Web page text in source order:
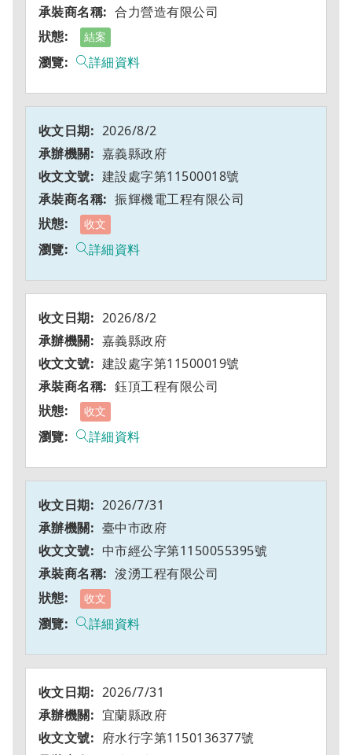
合力營造有限公司
結案
詳細資料
2026/8/2
嘉義縣政府
建設處字第11500018號
振輝機電工程有限公司
收文
詳細資料
2026/8/2
嘉義縣政府
建設處字第11500019號
鈺頂工程有限公司
收文
詳細資料
2026/7/31
臺中市政府
中市經公字第1150055395號
浚湧工程有限公司
收文
詳細資料
2026/7/31
宜蘭縣政府
府水行字第1150136377號